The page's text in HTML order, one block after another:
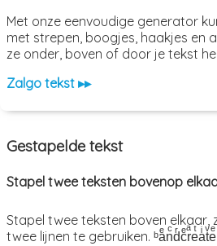
Met onze eenvoudige generator
met strepen, boogjes, haakjes en
ze onder, boven of door je tekst
Zalgo tekst ▸▸
Gestapelde tekst
Stapel twee teksten bovenop
Stapel twee teksten boven elkaar,
twee lijnen te gebruiken. ᵇaͤnͨdͬcͤrͣeͭaͥtͮeͤ